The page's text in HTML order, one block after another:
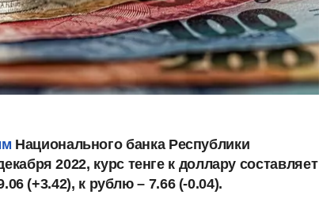
Национального банка Республики
2022, курс тенге к доллару составляет
(+3.42), к рублю – 7.66 (-0.04).